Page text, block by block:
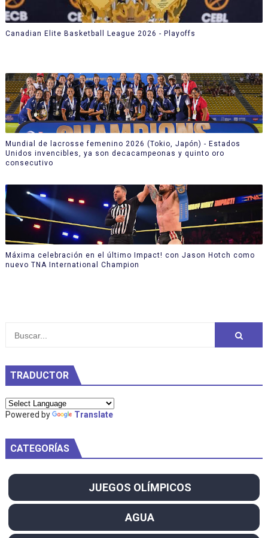
Canadian Elite Basketball League 2026 - Playoffs
Mundial de lacrosse femenino 2026 (Tokio, Japón) - Estados
Unidos invencibles, ya son decacampeonas y quinto oro
consecutivo
Máxima celebración en el último Impact! con Jason Hotch como
nuevo TNA International Champion
TRADUCTOR
Powered by Translate
CATEGORÍAS
JUEGOS OLÍMPICOS
AGUA